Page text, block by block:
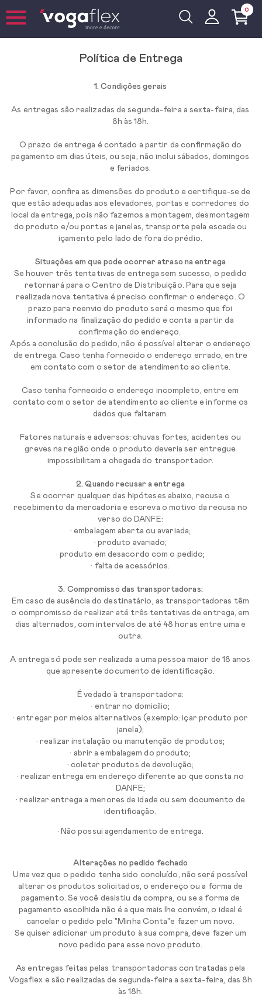
0
Política de Entrega
1. Condições gerais
As entregas são realizadas de segunda-feira a sexta-feira, das
8h às 18h.
O prazo de entrega é contado a partir da confirmação do
pagamento em dias úteis, ou seja, não inclui sábados, domingos
e feriados.
Por favor, confira as dimensões do produto e certifique-se de
que estão adequadas aos elevadores, portas e corredores do
local da entrega, pois não fazemos a montagem, desmontagem
do produto e/ou portas e janelas, transporte pela escada ou
içamento pelo lado de fora do prédio.
Situações em que pode ocorrer atraso na entrega
Se houver três tentativas de entrega sem sucesso, o pedido
retornará para o Centro de Distribuição. Para que seja
realizada nova tentativa é preciso confirmar o endereço. O
prazo para reenvio do produto será o mesmo que foi
informado na finalização do pedido e conta a partir da
confirmação do endereço.
Após a conclusão do pedido, não é possível alterar o endereço
de entrega. Caso tenha fornecido o endereço errado, entre
em contato com o setor de atendimento ao cliente.
Caso tenha fornecido o endereço incompleto, entre em
contato com o setor de atendimento ao cliente e informe os
dados que faltaram.
Fatores naturais e adversos: chuvas fortes, acidentes ou
greves na região onde o produto deveria ser entregue
impossibilitam a chegada do transportador.
2. Quando recusar a entrega
Se ocorrer qualquer das hipóteses abaixo, recuse o
recebimento da mercadoria e escreva o motivo da recusa no
verso do DANFE:
• embalagem aberta ou avariada;
• produto avariado;
• produto em desacordo com o pedido;
• falta de acessórios.
3. Compromisso das transportadoras:
Em caso de ausência do destinatário, as transportadoras têm
o compromisso de realizar até três tentativas de entrega, em
dias alternados, com intervalos de até 48 horas entre uma e
outra.
A entrega só pode ser realizada a uma pessoa maior de 18 anos
que apresente documento de identificação.
É vedado à transportadora:
• entrar no domicílio;
• entregar por meios alternativos (exemplo: içar produto por
janela);
• realizar instalação ou manutenção de produtos;
• abrir a embalagem do produto;
• coletar produtos de devolução;
• realizar entrega em endereço diferente ao que consta no
DANFE;
• realizar entrega a menores de idade ou sem documento de
identificação.
• Não possui agendamento de entrega.
Alterações no pedido fechado
Uma vez que o pedido tenha sido concluído, não será possível
alterar os produtos solicitados, o endereço ou a forma de
pagamento. Se você desistiu da compra, ou se a forma de
pagamento escolhida não é a que mais lhe convém, o ideal é
cancelar o pedido pelo "Minha Conta"e fazer um novo.
Se quiser adicionar um produto à sua compra, deve fazer um
novo pedido para esse novo produto.
As entregas feitas pelas transportadoras contratadas pela
Vogaflex e são realizadas de segunda-feira a sexta-feira, das 8h
às 18h.